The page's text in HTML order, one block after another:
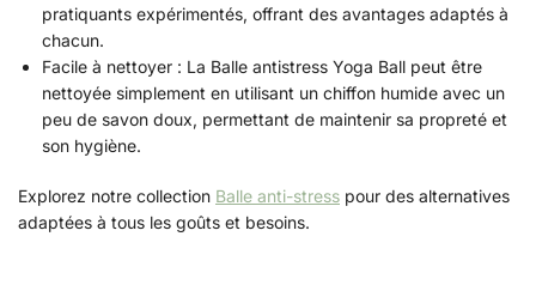
pratiquants expérimentés, offrant des avantages adaptés à
chacun.
Facile à nettoyer : La Balle antistress Yoga Ball peut être
nettoyée simplement en utilisant un chiffon humide avec un
peu de savon doux, permettant de maintenir sa propreté et
son hygiène.
Explorez notre collection Balle anti-stress pour des alternatives
adaptées à tous les goûts et besoins.